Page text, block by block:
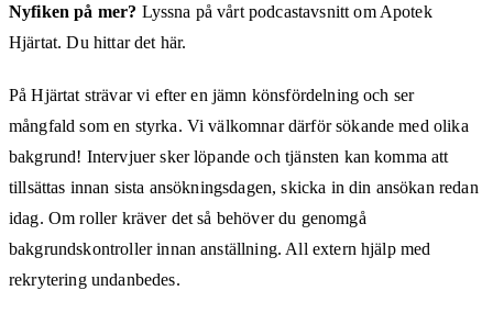
Nyfiken på mer? Lyssna på vårt podcastavsnitt om Apotek
Hjärtat. Du hittar det här.
På Hjärtat strävar vi efter en jämn könsfördelning och ser
mångfald som en styrka. Vi välkomnar därför sökande med olika
bakgrund! Intervjuer sker löpande och tjänsten kan komma att
tillsättas innan sista ansökningsdagen, skicka in din ansökan redan
idag. Om roller kräver det så behöver du genomgå
bakgrundskontroller innan anställning. All extern hjälp med
rekrytering undanbedes.